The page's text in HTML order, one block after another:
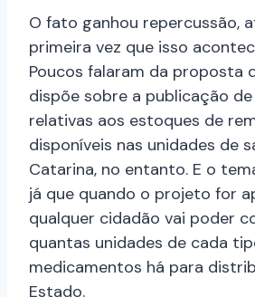
O fato ganhou repercussão,
primeira vez que isso
Poucos falaram da proposta
dispõe sobre a publicação
relativas aos estoques de
disponíveis nas unidades de
Catarina, no entanto. E o
já que quando o projeto for
qualquer cidadão vai poder
quantas unidades de cada
medicamentos há para
Estado.